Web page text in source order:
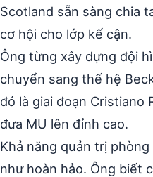
Scotland sẵn sàng chia
cơ hội cho lớp kế cận.
Ông từng xây dựng đội
chuyển sang thế hệ
đó là giai đoạn Cristiano
đưa MU lên đỉnh cao.
Khả năng quản trị
như hoàn hảo. Ông biết